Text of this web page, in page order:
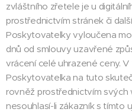
zvláštního zřetele je u
prostřednictvím stránek či
Poskytovatelky vyloučena
dnů od smlouvy uzavřené
vrácení celé uhrazené ceny.
Poskytovatelka na tuto
rovněž prostřednictvím
nesouhlasí-li zákazník s tímto